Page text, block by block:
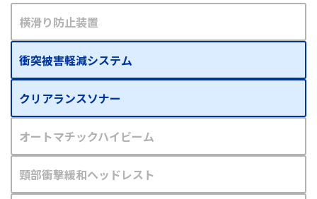
横滑り防止装置
衝突被害軽減システム
クリアランスソナー
オートマチックハイビーム
頸部衝撃緩和ヘッドレスト